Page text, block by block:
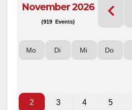
November 2026
(919 Events)
Mo Di Mi Do
2 3 4 5